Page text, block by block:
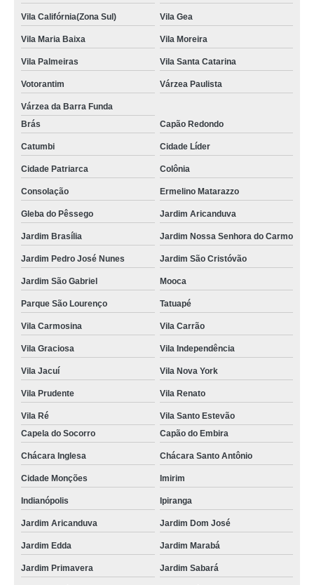
Vila Califórnia(Zona Sul) Vila Gea
Vila Maria Baixa Vila Moreira
Vila Palmeiras Vila Santa Catarina
Votorantim Várzea Paulista
Várzea da Barra Funda
Brás
Capão Redondo
Catumbi Cidade Líder
Cidade Patriarca Colônia
Consolação Ermelino Matarazzo
Gleba do Pêssego Jardim Aricanduva
Jardim Brasília Jardim Nossa Senhora do Carmo
Jardim Pedro José Nunes Jardim São Cristóvão
Jardim São Gabriel Mooca
Parque São Lourenço Tatuapé
Vila Carmosina Vila Carrão
Vila Graciosa Vila Independência
Vila Jacuí Vila Nova York
Vila Prudente Vila Renato
Vila Ré
Vila Santo Estevão
Capela do Socorro
Capão do Embira
Chácara Inglesa Chácara Santo Antônio
Cidade Monções Imirim
Indianópolis Ipiranga
Jardim Aricanduva Jardim Dom José
Jardim Edda Jardim Marabá
Jardim Primavera Jardim Sabará